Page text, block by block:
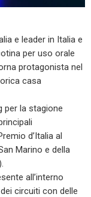
e leader in Italia e
per uso orale
protagonista nel
casa
per la stagione
d’Italia al
Marino e della
all’interno
circuiti con delle